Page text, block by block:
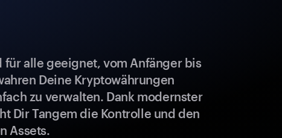
für alle geeignet, vom Anfänger bis
Deine Kryptowährungen
zu verwalten. Dank modernster
Dir Tangem die Kontrolle und den
Assets.